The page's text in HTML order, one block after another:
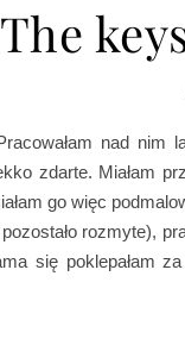
The
nad
zdarte. Miałam
go więc
rozmyte),
się poklepałam